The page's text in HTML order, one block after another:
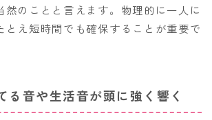
然のことと言えます。物理的に一人に
とえ短時間でも確保することが重要で
る音や生活音が頭に強く響く